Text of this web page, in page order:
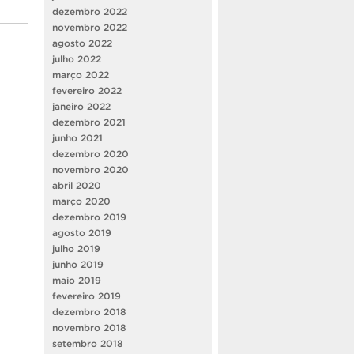
dezembro 2022
novembro 2022
agosto 2022
julho 2022
março 2022
fevereiro 2022
janeiro 2022
dezembro 2021
junho 2021
dezembro 2020
novembro 2020
abril 2020
março 2020
dezembro 2019
agosto 2019
julho 2019
junho 2019
maio 2019
fevereiro 2019
dezembro 2018
novembro 2018
setembro 2018